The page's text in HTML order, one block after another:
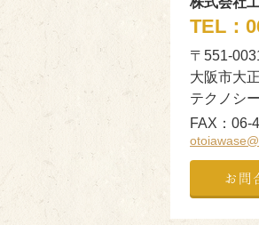
TEL：
〒551-
大阪市大
テクノシ
FAX： 06-
お問